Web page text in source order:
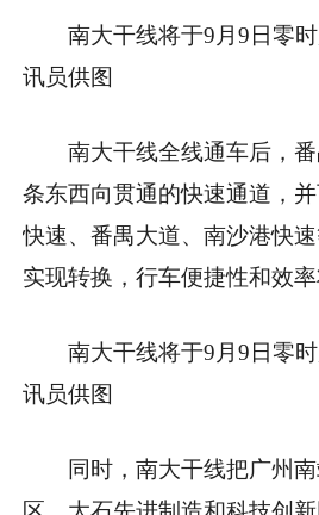
南大干线将于9月9日零
讯员供图
南大干线全线通车后，
条东西向贯通的快速通道，
快速、番禺大道、南沙港快
实现转换，行车便捷性和效率
南大干线将于9月9日零
讯员供图
同时，南大干线把广州